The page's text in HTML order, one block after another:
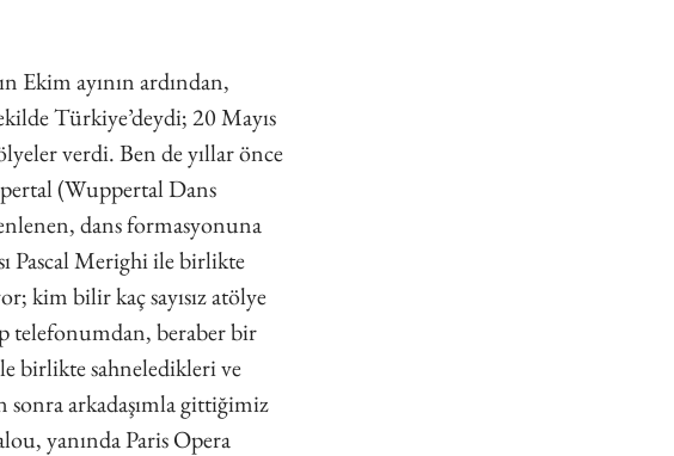
Ekim ayının ardından,
Türkiye’deydi; 20 Mayıs
verdi. Ben de yıllar önce
(Wuppertal Dans
dans formasyonuna
Pascal Merighi ile birlikte
kim bilir kaç sayısız atölye
telefonumdan, beraber bir
birlikte sahneledikleri ve
sonra arkadaşımla gittiğimiz
yanında Paris Opera